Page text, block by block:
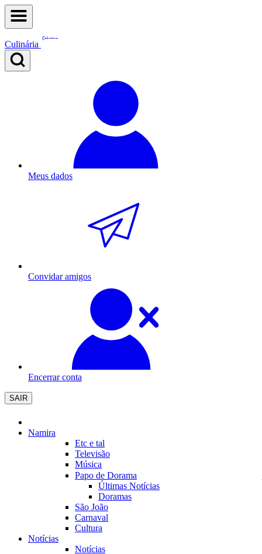
Culinária
Meus dados
Convidar amigos
Encerrar conta
SAIR
Namira
Etc e tal
Televisão
Música
Papo de Dorama
Últimas Notícias
Doramas
São João
Carnaval
Cultura
Notícias
Notícias